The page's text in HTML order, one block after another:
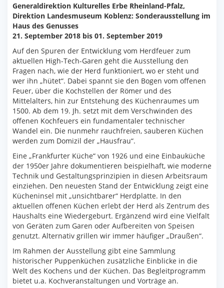
Generaldirektion Kulturelles Erbe Rheinland-Pfalz,
Direktion Landesmuseum Koblenz: Sonderausstellung im
Haus des Genusses
21. September 2018 bis 01. September 2019
Auf den Spuren der Entwicklung vom Herdfeuer zum
aktuellen High-Tech-Garen geht die Ausstellung den
Fragen nach, wie der Herd funktioniert, wo er steht und
wer ihn „hütet“. Dabei spannt sie den Bogen vom offenen
Feuer, über die Kochstellen der Römer und des
Mittelalters, hin zur Entstehung des Küchenraumes um
1500. Ab dem 19. Jh. setzt mit dem Verschwinden des
offenen Kochfeuers ein fundamentaler technischer
Wandel ein. Die nunmehr rauchfreien, sauberen Küchen
werden zum Domizil der „Hausfrau“.
Eine „Frankfurter Küche“ von 1926 und eine Einbauküche
der 1950er Jahre dokumentieren beispielhaft, wie moderne
Technik und Gestaltungsprinzipien in diesen Arbeitsraum
einziehen. Den neuesten Stand der Entwicklung zeigt eine
Kücheninsel mit „unsichtbarer“ Herdplatte. In den
aktuellen offenen Küchen erlebt der Herd als Zentrum des
Haushalts eine Wiedergeburt. Ergänzend wird eine Vielfalt
von Geräten zum Garen oder Aufbereiten von Speisen
genutzt. Alternativ grillen wir immer häufiger „Draußen“.
Im Rahmen der Ausstellung gibt eine Sammlung
historischer Puppenküchen zusätzliche Einblicke in die
Welt des Kochens und der Küchen. Das Begleitprogramm
bietet u.a. Kochveranstaltungen und Vorträge an.